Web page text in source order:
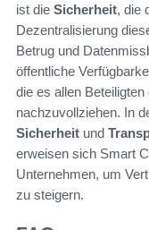
ist die Sicherheit, die
Dezentralisierung
Betrug und
öffentliche
die es allen
nachzuvollziehen. In
Sicherheit und
erweisen sich Smart
Unternehmen, um
zu steigern.